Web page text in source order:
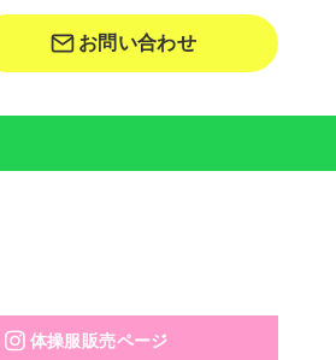
お問い合わせ
体操服販売ページ